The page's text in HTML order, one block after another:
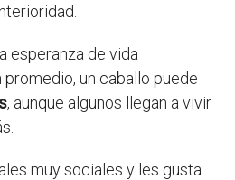
esperanza de vida
un caballo puede
, aunque algunos llegan a vivir
muy sociales y les gusta